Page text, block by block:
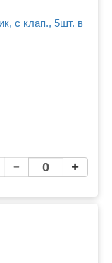
с клап., 5шт. в